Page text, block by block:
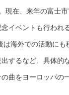
在、来年の富士
イベントも行わ
海外での活動に
するなど、具体的
曲をヨーロッパの